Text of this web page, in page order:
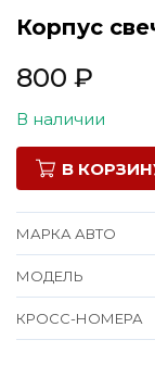
Корпус
800 ₽
В наличии
В
МАРКА АВТО
МОДЕЛЬ
КРОСС-НОМЕРА